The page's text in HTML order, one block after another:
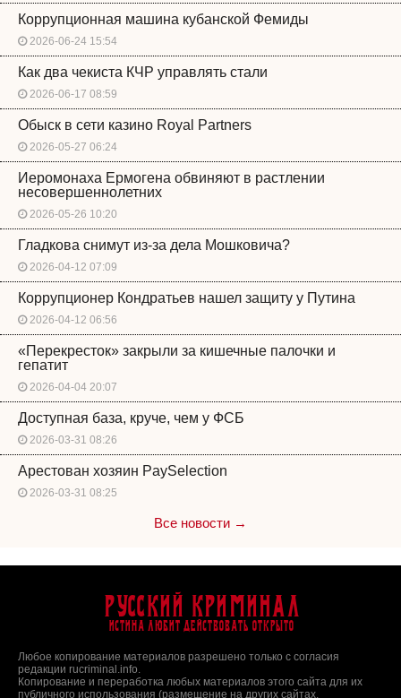
Коррупционная машина кубанской Фемиды
2026-06-24 15:54
Как два чекиста КЧР управлять стали
2026-06-17 08:59
Обыск в сети казино Royal Partners
2026-05-27 06:24
Иеромонаха Ермогена обвиняют в растлении
несовершеннолетних
2026-05-26 10:20
Гладкова снимут из-за дела Мошковича?
2026-04-12 07:09
Коррупционер Кондратьев нашел защиту у Путина
2026-04-12 06:56
«Перекресток» закрыли за кишечные палочки и
гепатит
2026-04-04 20:07
Доступная база, круче, чем у ФСБ
2026-03-31 08:26
Арестован хозяин PaySelection
2026-03-31 08:25
Все новости →
Русский Криминал
Истина любит действовать открыто
Любое копирование материалов разрешено только с согласия
редакции rucriminal.info.
Копирование и переработка любых материалов этого сайта для их
публичного использования (размещение на других сайтах,